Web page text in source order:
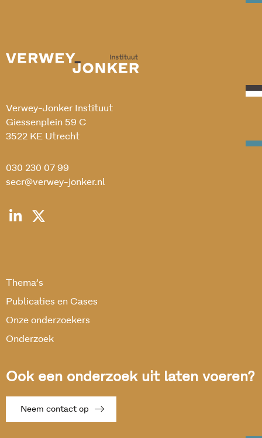
Verwey-Jonker Instituut
Giessenplein 59 C
3522 KE Utrecht
030 230 07 99
secr@verwey-jonker.nl
Thema’s
Publicaties en Cases
Onze onderzoekers
Onderzoek
Ook een onderzoek uit laten voeren?
Neem contact op